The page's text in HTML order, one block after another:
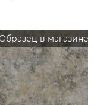
в магазине